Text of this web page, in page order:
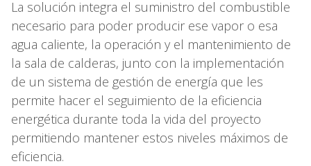
La solución integra el suministro del combustible
necesario para poder producir ese vapor o esa
agua caliente, la operación y el mantenimiento de
la sala de calderas, junto con la implementación
de un sistema de gestión de energía que les
permite hacer el seguimiento de la eficiencia
energética durante toda la vida del proyecto
permitiendo mantener estos niveles máximos de
eficiencia.